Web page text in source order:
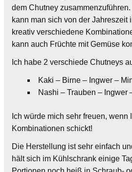
dem Chutney
kann man sich von der Jahreszeit
kreativ verschiedene
kann auch Früchte mit Gemüse
Ich habe 2 verschiede Chutneys
Kaki – Birne – Ingwer –
Nashi – Trauben – Ingwer
Ich würde mich sehr freuen, wenn
Kombinationen schickt!
Die Herstellung ist sehr einfach
hält sich im Kühlschrank einige